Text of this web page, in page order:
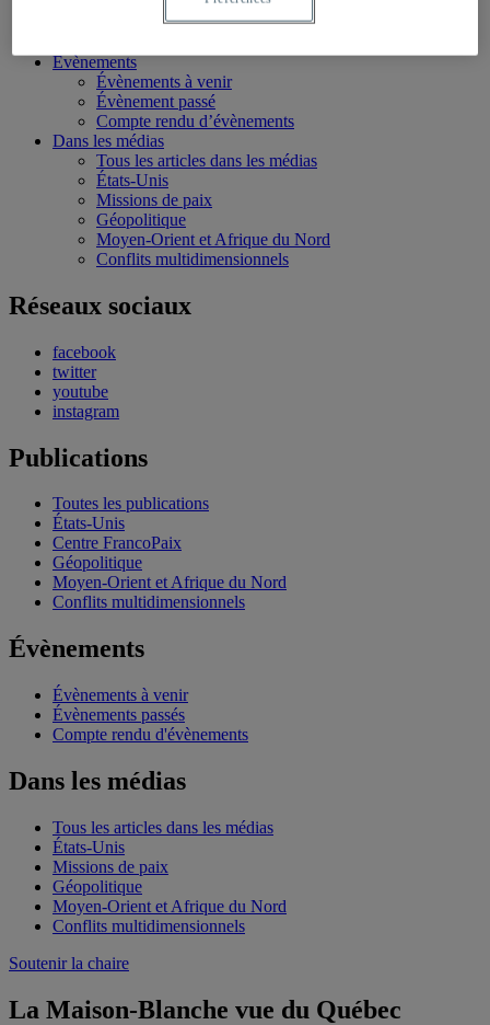
Bourses et stages
Évènements
Évènements à venir
Évènement passé
Compte rendu d’évènements
Dans les médias
Tous les articles dans les médias
États-Unis
Missions de paix
Géopolitique
Moyen-Orient et Afrique du Nord
Conflits multidimensionnels
Réseaux sociaux
facebook
twitter
youtube
instagram
Publications
Toutes les publications
États-Unis
Centre FrancoPaix
Géopolitique
Moyen-Orient et Afrique du Nord
Conflits multidimensionnels
Évènements
Évènements à venir
Évènements passés
Compte rendu d'évènements
Dans les médias
Tous les articles dans les médias
États-Unis
Missions de paix
Géopolitique
Moyen-Orient et Afrique du Nord
Conflits multidimensionnels
Soutenir la chaire
La Maison-Blanche vue du Québec